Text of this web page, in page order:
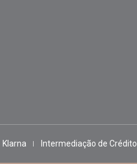
Klarna Intermediação de Crédito